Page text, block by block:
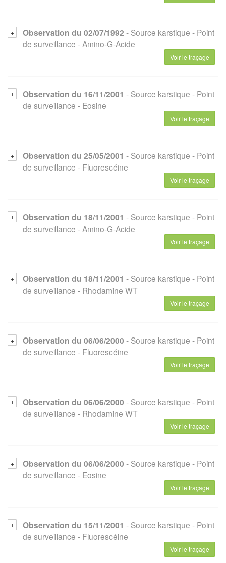
Observation du 02/07/1992 - Source karstique - Point
de surveillance - Amino-G-Acide
Voir le traçage
Observation du 16/11/2001 - Source karstique - Point
de surveillance - Eosine
Voir le traçage
Observation du 25/05/2001 - Source karstique - Point
de surveillance - Fluorescéine
Voir le traçage
Observation du 18/11/2001 - Source karstique - Point
de surveillance - Amino-G-Acide
Voir le traçage
Observation du 18/11/2001 - Source karstique - Point
de surveillance - Rhodamine WT
Voir le traçage
Observation du 06/06/2000 - Source karstique - Point
de surveillance - Fluorescéine
Voir le traçage
Observation du 06/06/2000 - Source karstique - Point
de surveillance - Rhodamine WT
Voir le traçage
Observation du 06/06/2000 - Source karstique - Point
de surveillance - Eosine
Voir le traçage
Observation du 15/11/2001 - Source karstique - Point
de surveillance - Fluorescéine
Voir le traçage